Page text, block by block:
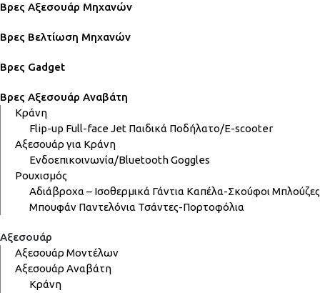
Βρες Αξεσουάρ Μηχανών
Βρες Βελτίωση Μηχανών
Βρες Gadget
Βρες Αξεσουάρ Αναβάτη
Κράνη
Flip-up Full-faceJet Παιδικά Ποδήλατο/E-scooter
Αξεσουάρ για Κράνη
Ενδοεπικοινωνία/BluetoothGoggles
Ρουχισμός
Αδιάβροχα – Ισοθερμικά Γάντια Καπέλα-Σκούφοι Μπλούζες
Μπουφάν Παντελόνια Τσάντες-Πορτοφόλια
Αξεσουάρ
Αξεσουάρ Μοντέλων
Αξεσουάρ Αναβάτη
Κράνη